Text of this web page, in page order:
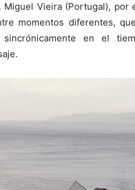
Vieira (Portugal), por
momentos diferentes,
en el